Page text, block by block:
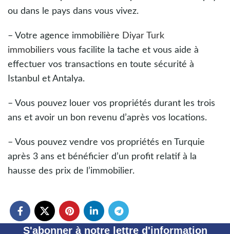
ou dans le pays dans vous vivez.
– Votre agence immobilière Diyar Turk
immobiliers vous facilite la tache et vous aide à
effectuer vos transactions en toute sécurité à
Istanbul et Antalya.
– Vous pouvez louer vos propriétés durant les trois
ans et avoir un bon revenu d’après vos locations.
– Vous pouvez vendre vos propriétés en Turquie
après 3 ans et bénéficier d’un profit relatif à la
hausse des prix de l’immobilier.
S'abonner à notre lettre d'information